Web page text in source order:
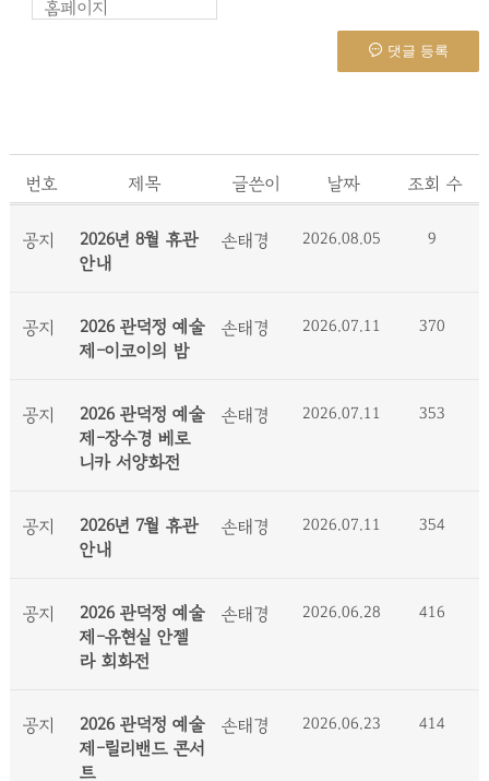
홈페이지
댓글 등록
번호 제목 글쓴이 날짜 조회 수
공지
2026년 8월 휴관
안내
손태경 2026.08.05 9
공지
2026 관덕정 예술
제-이코이의 밤
손태경 2026.07.11 370
공지
2026 관덕정 예술
제-장수경 베로
니카 서양화전
손태경 2026.07.11 353
공지
2026년 7월 휴관
안내
손태경 2026.07.11 354
공지
2026 관덕정 예술
제-유현실 안젤
라 회화전
손태경 2026.06.28 416
공지
2026 관덕정 예술
제-릴리밴드 콘서
트
손태경 2026.06.23 414